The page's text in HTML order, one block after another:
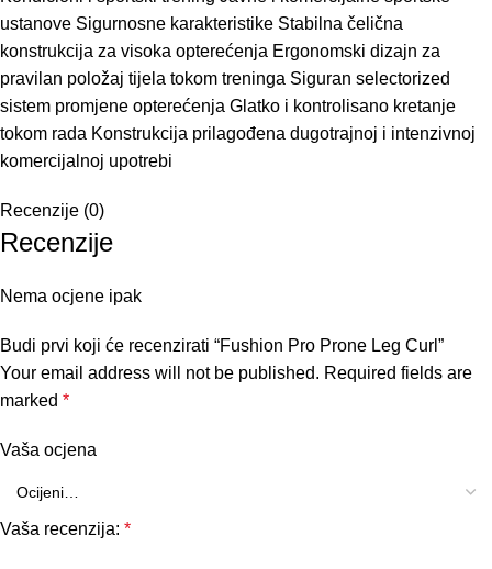
ustanove Sigurnosne karakteristike Stabilna čelična
konstrukcija za visoka opterećenja Ergonomski dizajn za
pravilan položaj tijela tokom treninga Siguran selectorized
sistem promjene opterećenja Glatko i kontrolisano kretanje
tokom rada Konstrukcija prilagođena dugotrajnoj i intenzivnoj
komercijalnoj upotrebi
Recenzije (0)
Recenzije
Nema ocjene ipak
Budi prvi koji će recenzirati “Fushion Pro Prone Leg Curl”
Your email address will not be published. Required fields are
marked *
Vaša ocjena
Vaša recenzija: *